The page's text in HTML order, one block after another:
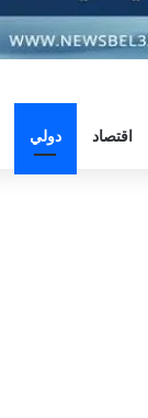
اقتصاد دولي